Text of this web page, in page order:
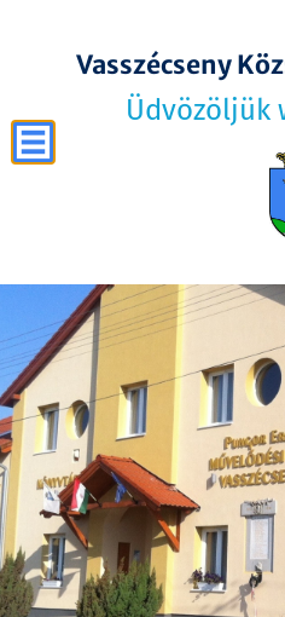
Vasszécseny
Üdvözöljük